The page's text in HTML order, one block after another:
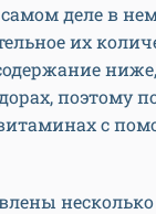
деле в
их
поэтому
с
несколько